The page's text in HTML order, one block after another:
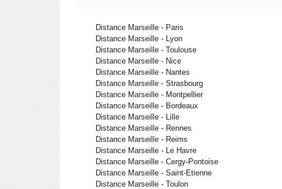
Distance Marseille - Paris
Distance Marseille - Lyon
Distance Marseille - Toulouse
Distance Marseille - Nice
Distance Marseille - Nantes
Distance Marseille - Strasbourg
Distance Marseille - Montpellier
Distance Marseille - Bordeaux
Distance Marseille - Lille
Distance Marseille - Rennes
Distance Marseille - Reims
Distance Marseille - Le Havre
Distance Marseille - Cergy-Pontoise
Distance Marseille - Saint-Etienne
Distance Marseille - Toulon